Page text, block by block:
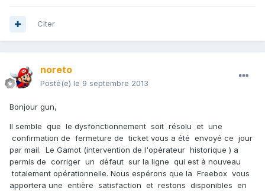
Citer
noreto
Posté(e) le 9 septembre 2013
Bonjour gun,
Il semble que le dysfonctionnement soit résolu et une
confirmation de fermeture de ticket vous a été envoyé ce jour
par mail. Le Gamot (intervention de l'opérateur historique ) a
permis de corriger un défaut sur la ligne qui est à nouveau
totalement opérationnelle. Nous espérons que la Freebox vous
apportera une entière satisfaction et restons disponibles en